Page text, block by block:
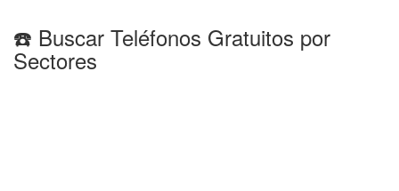
☎️ Buscar Teléfonos Gratuitos por
Sectores